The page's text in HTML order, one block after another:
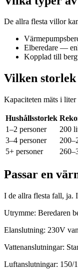
De allra flesta villor
Elberedare —
Kopplad till
Vilken storlek
Kapaciteten mäts i
Hushållsstorlek
1–2 personer
200
3–4 personer
5+ personer
Passar en
I de allra flesta fall, ja.
Utrymme: Beredaren
Elanslutning: 230V
Vattenanslutningar:
Luftanslutningar: 150/